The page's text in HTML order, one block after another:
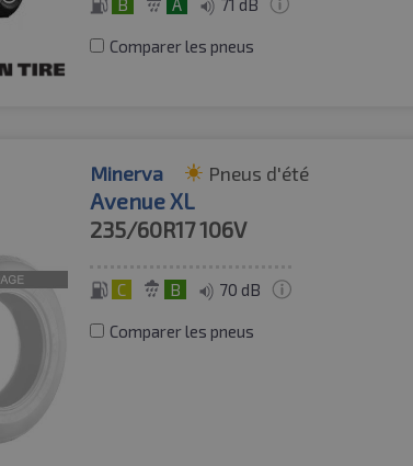
B A 71 dB
Comparer les pneus
Minerva Pneus d'été
Avenue XL
235/60R17106V
C B 70 dB
Comparer les pneus